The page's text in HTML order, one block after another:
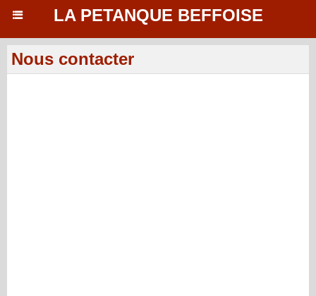
LA PETANQUE BEFFOISE
Nous contacter